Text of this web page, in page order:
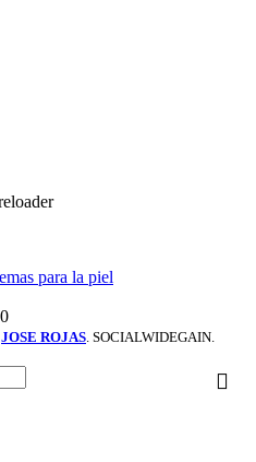
para la piel
JOSE ROJAS. SOCIALWIDEGAIN.